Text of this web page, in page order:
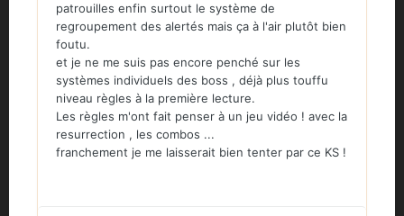
patrouilles enfin surtout le système de
regroupement des alertés mais ça à l'air plutôt bien
foutu.
et je ne me suis pas encore penché sur les
systèmes individuels des boss , déjà plus touffu
niveau règles à la première lecture.
Les règles m'ont fait penser à un jeu vidéo ! avec la
resurrection , les combos ...
franchement je me laisserait bien tenter par ce KS !